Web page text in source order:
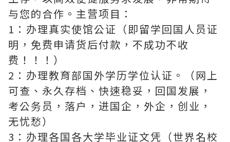
与您的合作。主营项目：
1：办理真实使馆公证（即留学回国人员证
明，免费申请货后付款，不成功不收
费！！！）
2：办理教育部国外学历学位认证。（网上
可查、永久存档、快速稳妥，回国发展，
考公务员，落户，进国企，外企，创业，
无忧愁）
3：办理各国各大学毕业证文凭（世界名校